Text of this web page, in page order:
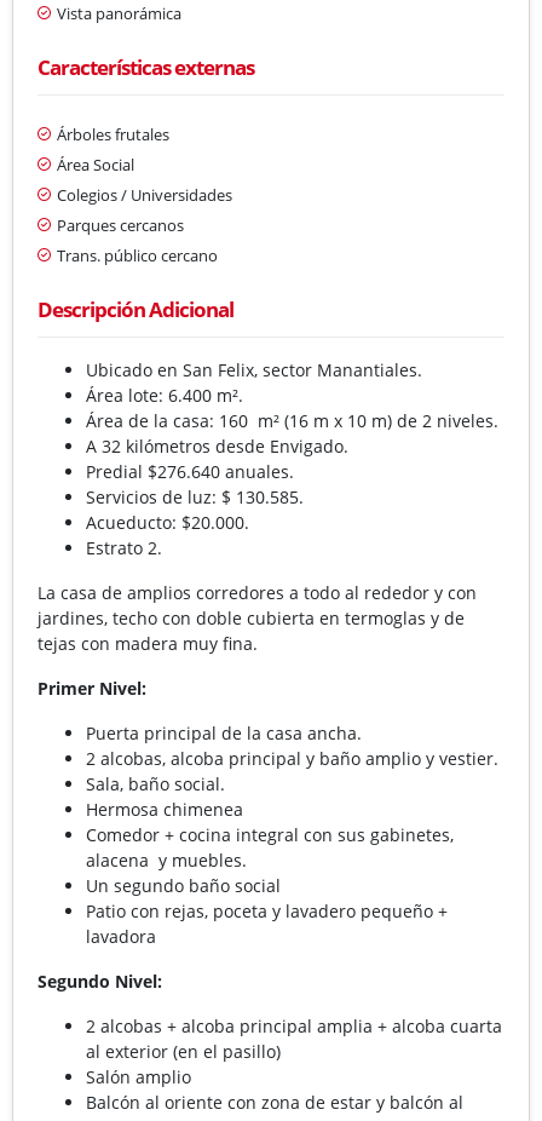
Vista panorámica
Características externas
Árboles frutales
Área Social
Colegios / Universidades
Parques cercanos
Trans. público cercano
Descripción Adicional
Ubicado en San Felix, sector Manantiales.
Área lote: 6.400 m².
Área de la casa: 160 m² (16 m x 10 m) de 2 niveles.
A 32 kilómetros desde Envigado.
Predial $276.640 anuales.
Servicios de luz: $ 130.585.
Acueducto: $20.000.
Estrato 2.
La casa de amplios corredores a todo al rededor y con
jardines, techo con doble cubierta en termoglas y de
tejas con madera muy fina.
Primer Nivel:
Puerta principal de la casa ancha.
2 alcobas, alcoba principal y baño amplio y vestier.
Sala, baño social.
Hermosa chimenea
Comedor + cocina integral con sus gabinetes,
alacena y muebles.
Un segundo baño social
Patio con rejas, poceta y lavadero pequeño +
lavadora
Segundo Nivel:
2 alcobas + alcoba principal amplia + alcoba cuarta
al exterior (en el pasillo)
Salón amplio
Balcón al oriente con zona de estar y balcón al